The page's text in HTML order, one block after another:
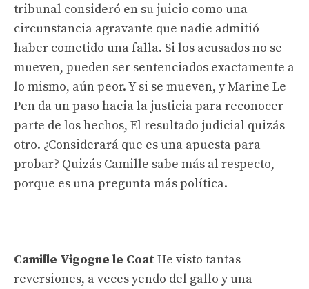
tribunal consideró en su juicio como una
circunstancia agravante que nadie admitió
haber cometido una falla. Si los acusados ​​no se
mueven, pueden ser sentenciados exactamente a
lo mismo, aún peor. Y si se mueven, y Marine Le
Pen da un paso hacia la justicia para reconocer
parte de los hechos, El resultado judicial quizás
otro. ¿Considerará que es una apuesta para
probar? Quizás Camille sabe más al respecto,
porque es una pregunta más política.
Camille Vigogne le Coat He visto tantas
reversiones, a veces yendo del gallo y una